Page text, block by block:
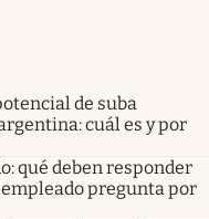
de suba
cuál es y por
qué deben responder
pregunta por